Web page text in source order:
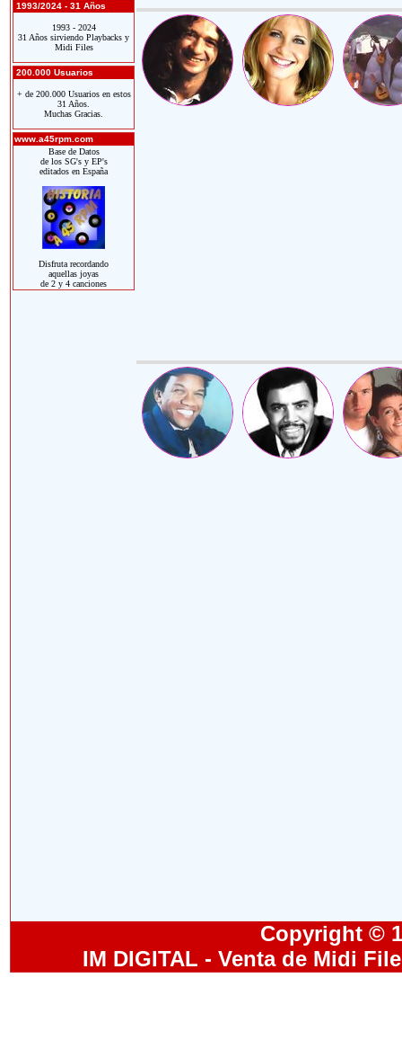
1993/2024 - 31 Años
1993 - 2024
31 Años sirviendo Playbacks y
Midi Files
200.000 Usuarios
+ de 200.000 Usuarios en estos
31 Años.
Muchas Gracias.
www.a45rpm.com
Base de Datos
de los SG's y EP's
editados en España
Disfruta recordando
aquellas joyas
de 2 y 4 canciones
Copyright ©
IM DIGITAL - Venta de Midi